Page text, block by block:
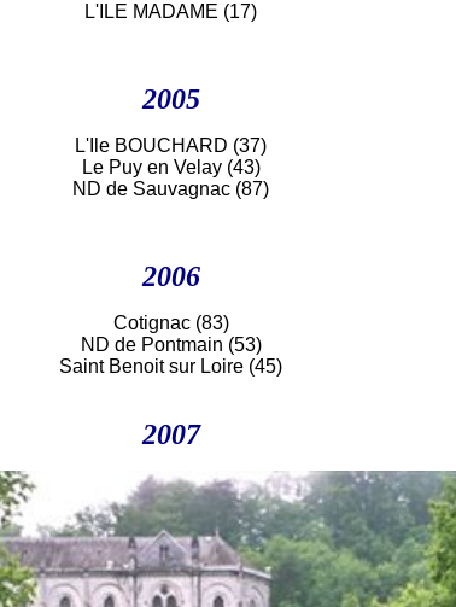
L'ILE MADAME (17)
2005
L'Ile BOUCHARD (37)
Le Puy en Velay (43)
ND de Sauvagnac (87)
2006
Cotignac (83)
ND de Pontmain (53)
Saint Benoit sur Loire (45)
2007